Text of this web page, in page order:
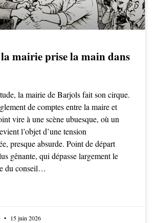
mairie prise la main dans
la mairie de Barjols fait son cirque.
de comptes entre la maire et
vire à une scène ubuesque, où un
l’objet d’une tension
presque absurde. Point de départ
gênante, qui dépasse largement le
du conseil…
15 juin 2026